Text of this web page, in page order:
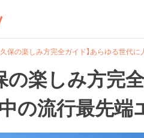
久保の楽しみ方完全ガイド】あらゆる世代
の楽しみ方完
の流行最先端